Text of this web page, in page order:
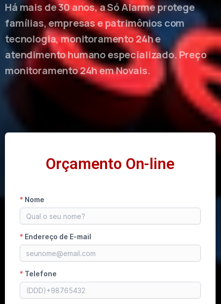
Há mais de 30 anos, a Só Alarme protege
famílias, empresas e patrimônios com
tecnologia, monitoramento 24h e
atendimento humano especializado. Preço
monitoramento 24h em Novais.
Orçamento On-line